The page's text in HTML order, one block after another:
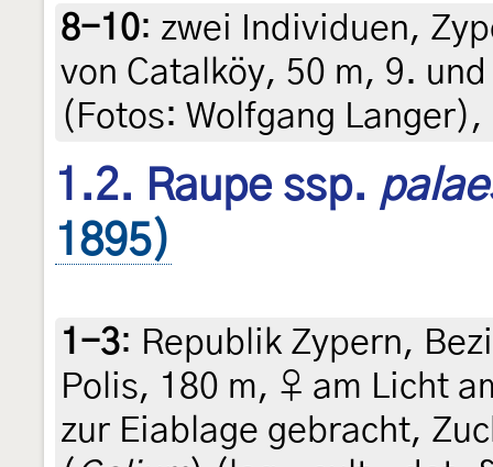
8-10: zwei Individuen,
von Catalköy, 50 m, 9.
(Fotos: Wolfgang
1.2. Raupe ssp.
1895)
1-3: Republik Zypern,
Polis, 180 m, ♀ am Licht
zur Eiablage gebracht,